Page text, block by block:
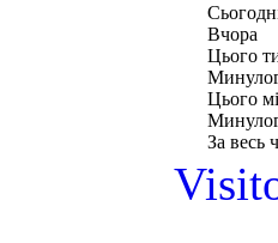
Вчора
Цього
Цього
За весь